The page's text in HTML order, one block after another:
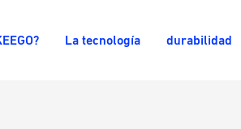
La tecnología durabilidad